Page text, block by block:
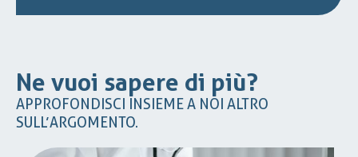
Ne vuoi sapere di più?
APPROFONDISCI INSIEME A NOI ALTRO
SULL’ARGOMENTO.